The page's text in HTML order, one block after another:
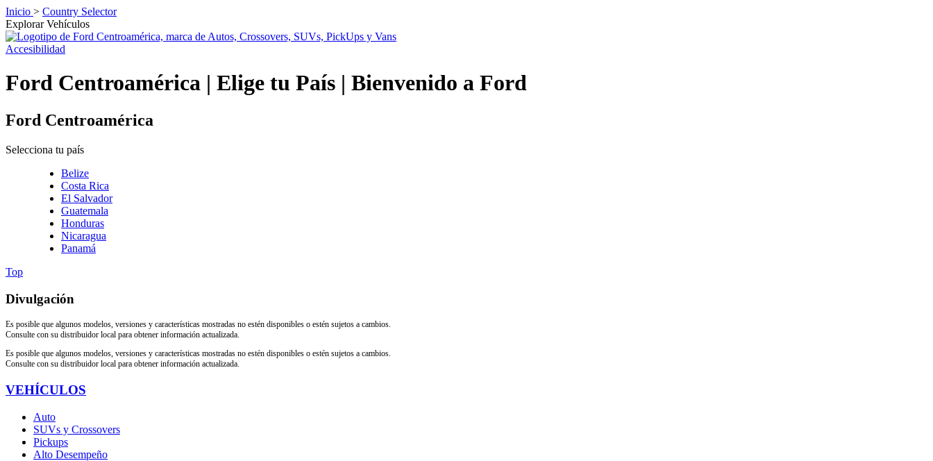
Inicio > Country Selector
Explorar Vehículos
Accesibilidad
Ford Centroamérica | Elige tu País | Bienvenido a Ford
Ford Centroamérica
Selecciona tu país
Belize
Costa Rica
El Salvador
Guatemala
Honduras
Nicaragua
Panamá
Top
Divulgación
Es posible que algunos modelos, versiones y características mostradas no estén disponibles o estén sujetos a cambios.
Consulte con su distribuidor local para obtener información actualizada.
Es posible que algunos modelos, versiones y características mostradas no estén disponibles o estén sujetos a cambios.
Consulte con su distribuidor local para obtener información actualizada.
VEHÍCULOS
Auto
SUVs y Crossovers
Pickups
Alto Desempeño